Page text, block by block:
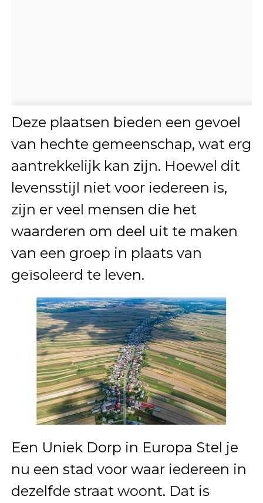
Deze plaatsen bieden een gevoel
van hechte gemeenschap, wat erg
aantrekkelijk kan zijn. Hoewel dit
levensstijl niet voor iedereen is,
zijn er veel mensen die het
waarderen om deel uit te maken
van een groep in plaats van
geïsoleerd te leven.
Een Uniek Dorp in Europa Stel je
nu een stad voor waar iedereen in
dezelfde straat woont. Dat is